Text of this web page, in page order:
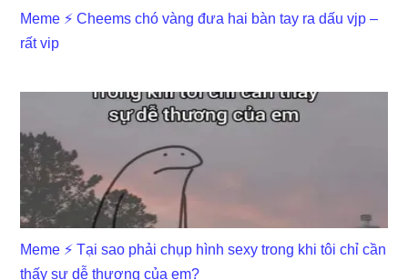
Meme ⚡ Cheems chó vàng đưa hai bàn tay ra dấu vjp –
rất vip
Meme ⚡ Tại sao phải chụp hình sexy trong khi tôi chỉ cần
thấy sự dễ thương của em?